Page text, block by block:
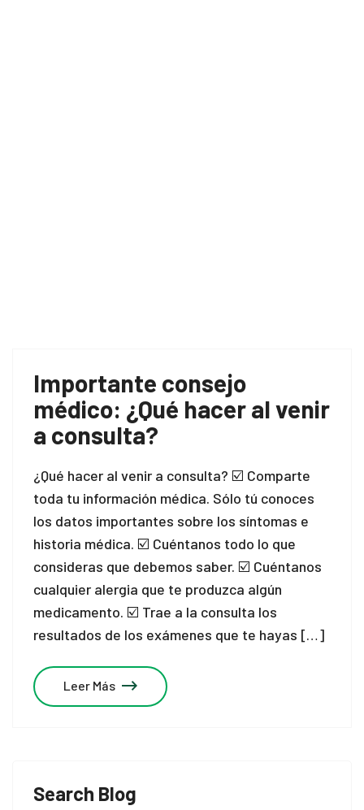
Search Blog
Importante consejo
médico: ¿Qué hacer al venir
a consulta?
¿Qué hacer al venir a consulta? ☑️ Comparte
toda tu información médica. Sólo tú conoces
los datos importantes sobre los síntomas e
historia médica. ☑️ Cuéntanos todo lo que
consideras que debemos saber. ☑️ Cuéntanos
cualquier alergia que te produzca algún
medicamento. ☑️ Trae a la consulta los
resultados de los exámenes que te hayas […]
Leer Más